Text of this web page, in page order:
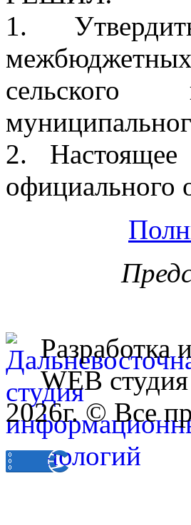
1.
межбюджетных
сельского
2.
официального
Разработка
WEB
2026г. © Все